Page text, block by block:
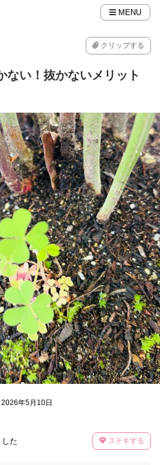
MENU
クリップする
ない！抜かないメリット
年5月10日
た ステキする